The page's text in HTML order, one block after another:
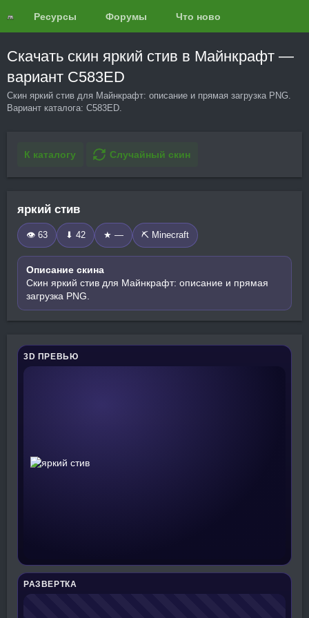
Ресурсы Форумы Что нового?
Скачать скин яркий стив в Майнкрафт —
вариант C583ED
Скин яркий стив для Майнкрафт: описание и прямая загрузка PNG.
Вариант каталога: C583ED.
К каталогу Случайный скин
яркий стив
👁 63 ⬇ 42 ★ — ⛏️ Minecraft
Описание скина
Скин яркий стив для Майнкрафт: описание и прямая
загрузка PNG.
3D ПРЕВЬЮ
РАЗВЕРТКА